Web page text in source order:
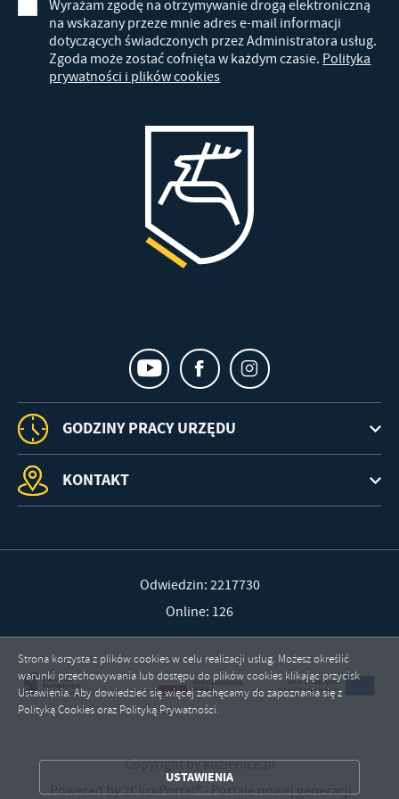
Wyrażam zgodę na otrzymywanie drogą elektroniczną
na wskazany przeze mnie adres e-mail informacji
dotyczących świadczonych przez Administratora usług.
Zgoda może zostać cofnięta w każdym czasie. Polityka
prywatności i plików cookies
GODZINY PRACY URZĘDU
KONTAKT
Odwiedzin: 2217730
Online: 126
Copyright by kozienice.pl
Powered by2ClickPortal®- Portale nowej generacji
Strona korzysta z plików cookies w celu realizacji usług. Możesz określić
warunki przechowywania lub dostępu do plików cookies klikając przycisk
Ustawienia. Aby dowiedzieć się więcej zachęcamy do zapoznania się z
Polityką Cookies oraz Polityką Prywatności.
USTAWIENIA
komunikatów na podstawie analizy Twoich upodobań oraz Twoich
zwyczajów dotyczących przeglądanej witryny internetowej. Treści
promocyjne mogą pojawić się na stronach podmiotów trzecich lub
firm będących naszymi partnerami oraz innych dostawców usług.
Więcej